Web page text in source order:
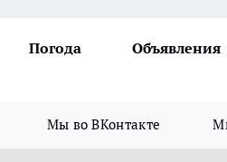
Погода
Объявления
Мы во ВКонтакте